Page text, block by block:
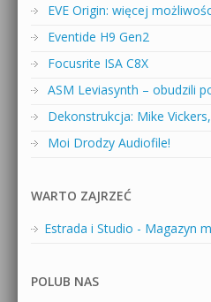
EVE Origin: więcej
Eventide H9 Gen2
Focusrite ISA C8X
ASM Leviasynth – obudzili
Dekonstrukcja: Mike
Moi Drodzy Audiofile!
WARTO ZAJRZEĆ
Estrada i Studio - Magazyn
POLUB NAS